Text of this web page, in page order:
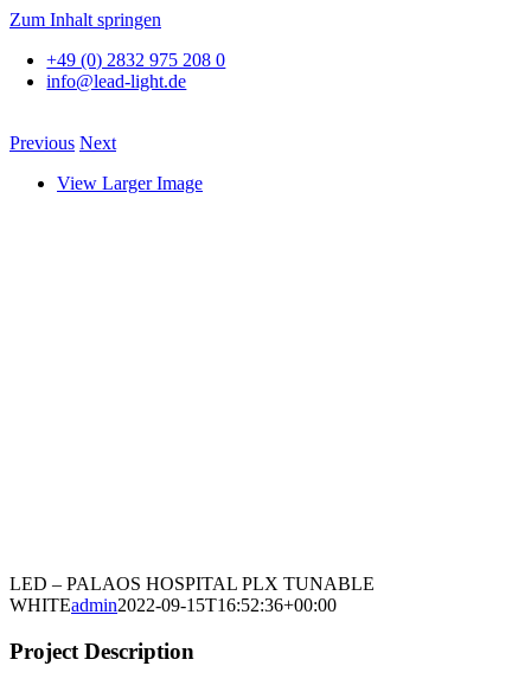
Zum Inhalt springen
+49 (0) 2832 975 208 0
info@lead-light.de
Previous Next
View Larger Image
LED – PALAOS HOSPITAL PLX TUNABLE
WHITEadmin2022-09-15T16:52:36+00:00
Project Description